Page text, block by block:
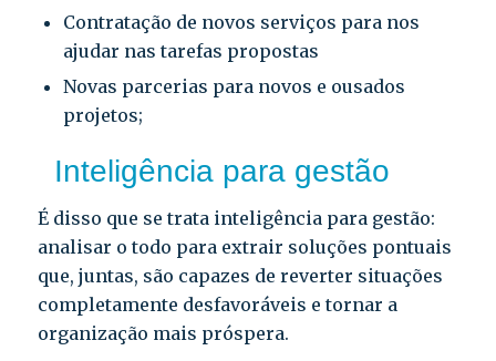
Contratação de novos serviços para nos
ajudar nas tarefas propostas
Novas parcerias para novos e ousados
projetos;
Inteligência para gestão
É disso que se trata inteligência para gestão:
analisar o todo para extrair soluções pontuais
que, juntas, são capazes de reverter situações
completamente desfavoráveis e tornar a
organização mais próspera.